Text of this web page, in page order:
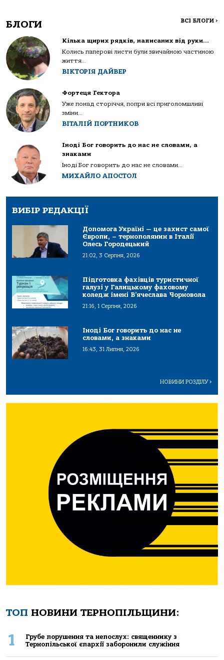
БЛОГИ ВСІ БЛОГИ >
Кілька щирих рядків, написаних від руки…
Колись паперові листи були звичайною частиною
життя...
ВІКТОРІЯ ДАЙВЕР
Фортеця Гектора
Уже понад сторіччя, попри всі приголомшливі
зміни...
ВІТАЛІЙ ПОРТНИКОВ
Іноді Бог говорить до нас не словами, а
знаками
Іноді Бог говорить до нас не словами...
МИХАЙЛО АПОСТОЛ
ВИБІР РЕДАКЦІЇ
Допомога Україні — це захист самої
Європи, – тернополянин в Італії
Олесь Городецький
21:02, 3 Серпня, 2026
Підготовка фахівців туристичної
галузі у Галицькому фаховому
коледж імені В’ячеслава Чорновола
21:16, 1 Серпня, 2026
Іноді Бог говорить до нас не
словами, а знаками
16:43, 31 Липня, 2026
НОВИНИ РОЗДІЛУ>
ТОП НОВИНИ ТЕРНОПІЛЬЩИНИ:
1
Грубе порушення та непослух: священнику з
Тернопільської єпархії заборонили служіння